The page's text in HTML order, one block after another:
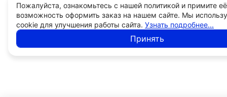
Пожалуйста, ознакомьтесь с нашей политикой и примите
возможность оформить заказ на нашем сайте. Мы
cookie для улучшения работы сайта. Узнать подробнее...
Принять